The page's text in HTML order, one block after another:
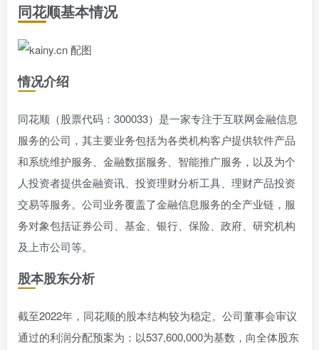
同花顺基本情况
情况介绍
同花顺（股票代码：300033）是一家专注于互联网金融信息
服务的公司，其主要业务包括为各类机构客户提供软件产品
和系统维护服务、金融数据服务、智能推广服务，以及为个
人投资者提供金融资讯、投资理财分析工具、理财产品投资
交易等服务。公司业务覆盖了金融信息服务的全产业链，服
务对象包括证券公司、基金、银行、保险、政府、研究机构
及上市公司等。
股本股东分析
截至2022年，同花顺的股本结构较为稳定。公司董事会审议
通过的利润分配预案为：以537,600,000为基数，向全体股东